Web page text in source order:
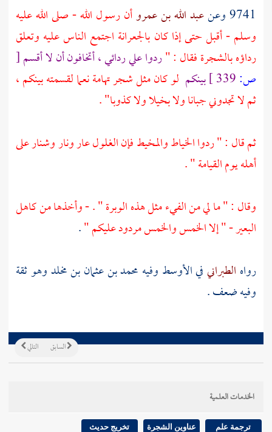
9741 وعن عبد الله بن عمروأن رسول الله - صلى الله عليه
وسلم - أقبل حتى إذا كان بالجعرانة اجتمع الناس عليه وتعلق
رداؤه بالشجرة فقال : "ردوا علي ردائي ، أتخافون أن لا أقسم[
ص:
بينكم لو كان مثل شجرتهامةنعما لقسمته بينكم ،
ثم لا تجدوني جبانا ولا بخيلا ولا كذوبا" .
ثم قال : " ردوا الخياط والمخيط فإن الغلول عار ونار وشنار على
أهله يوم القيامة " .
وقال : " ما لي من الفيء مثل هذه الوبرة " . - وأخذها من كاهل
البعير - " إلا الخمس والخمس مردود عليكم ".
رواه الطبرانيفي الأوسط وفيه محمد بن عثمان بن مخلدوهو ثقة
وفيه ضعف .
التالي السابق
الخدمات العلمية
ترجمة علم عناوين الشجرة تخريج حديث